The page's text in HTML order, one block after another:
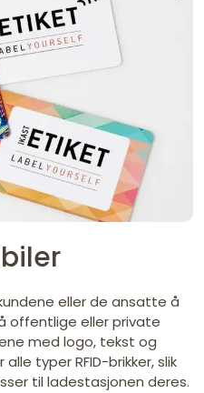
eller de ansatte å
offentlige eller private
med logo, tekst og
typer RFID-brikker, slik
til ladestasjonen deres.